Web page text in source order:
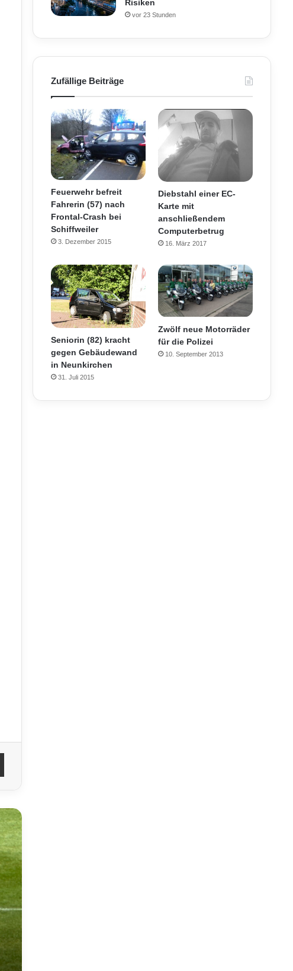
Risiken
vor 23 Stunden
Zufällige Beiträge
Feuerwehr befreit
Fahrerin (57) nach
Frontal-Crash bei
Schiffweiler
3. Dezember 2015
Diebstahl einer EC-
Karte mit
anschließendem
Computerbetrug
16. März 2017
Seniorin (82) kracht
gegen Gebäudewand
in Neunkirchen
31. Juli 2015
Zwölf neue Motorräder
für die Polizei
10. September 2013